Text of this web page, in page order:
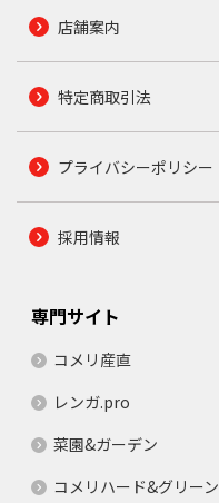
店舗案内
特定商取引法
プライバシーポリシー
採用情報
専門サイト
コメリ産直
レンガ.pro
菜園&ガーデン
コメリハード&グリーン